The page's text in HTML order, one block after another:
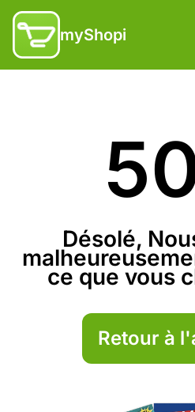
myShopi
Désolé,
ce que vous
Retour à